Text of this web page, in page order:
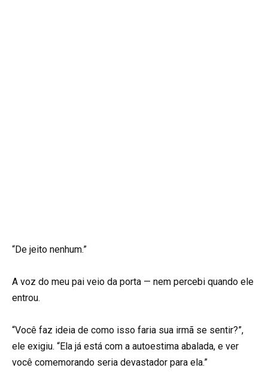
“De jeito nenhum.”
A voz do meu pai veio da porta — nem percebi quando ele
entrou.
“Você faz ideia de como isso faria sua irmã se sentir?”,
ele exigiu. “Ela já está com a autoestima abalada, e ver
você comemorando seria devastador para ela.”